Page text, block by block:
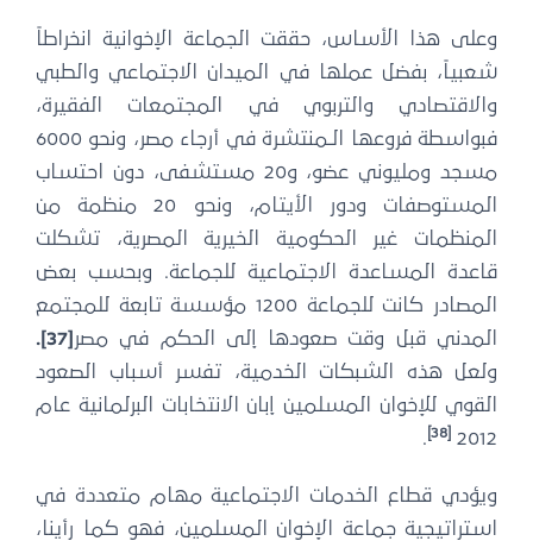
وعلى هذا الأساس، حققت الجماعة الإخوانية انخراطاً
شعبياً، بفضل عملها في الميدان الاجتماعي والطبي
والاقتصادي والتربوي في المجتمعات الفقيرة،
فبواسطة فروعها الـمنتشرة في أرجاء مصر، ونحو 6000
مسجد ومليوني عضو، و20 مستشفى، دون احتساب
المستوصفات ودور الأيتام، ونحو 20 منظمة من
المنظمات غير الحكومية الخيرية المصرية، تشكلت
قاعدة المساعدة الاجتماعية للجماعة. وبحسب بعض
المصادر كانت للجماعة 1200 مؤسسة تابعة للمجتمع
المدني قبل وقت صعودها إلى الحكم في مصر [37]
.
ولعل هذه الشبكات الخدمية، تفسر أسباب الصعود
القوي للإخوان المسلمين إبان الانتخابات البرلمانية عام
2012
.
ويؤدي قطاع الخدمات الاجتماعية مهام متعددة في
استراتيجية جماعة الإخوان المسلمين، فهو كما رأينا،